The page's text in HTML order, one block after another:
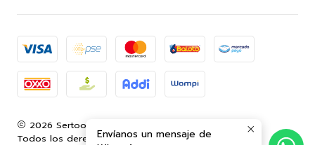
2026 Sertools.
Todos los derechos reservados.Desarrollado por
Envíanos un mensaje de